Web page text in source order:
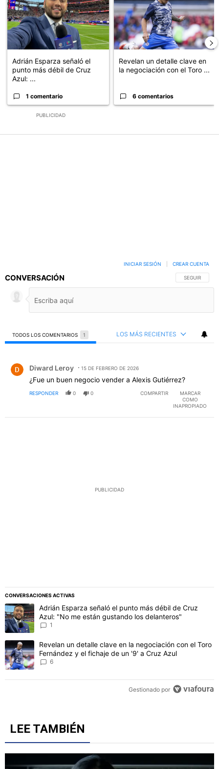
PUBLICIDAD
Adrián Esparza señaló el
punto más débil de Cruz
Azul: ...
1 comentario
Revelan un detalle clave en
la negociación con el Toro ...
6 comentarios
CONVERSACIÓN SIGA ESTA
SEGUIR
INICIAR SESIÓN CREAR CUENTA
TODOS LOS COMENTARIOS 1 LOS MÁS RECIENTES
Diward Leroy 15 DE FEBRERO DE 2026
¿Fue un buen negocio vender a Alexis Gutiérrez?
RESPONDER 0 0 COMPARTIR
MARCAR
COMO
INAPROPIADO
PUBLICIDAD
CONVERSACIONES ACTIVAS
Este listado muestra los artículos con más comentarios en los
Un artículo de tendencia con el título "Adrián Esparza señaló el
Adrián Esparza señaló el punto más débil de Cruz
Azul: "No me están gustando los delanteros"
1
Un artículo de tendencia con el título "Revelan un detalle clave
Revelan un detalle clave en la negociación con el Toro
Fernández y el fichaje de un '9' a Cruz Azul
6
Gestionado por
LEE TAMBIÉN